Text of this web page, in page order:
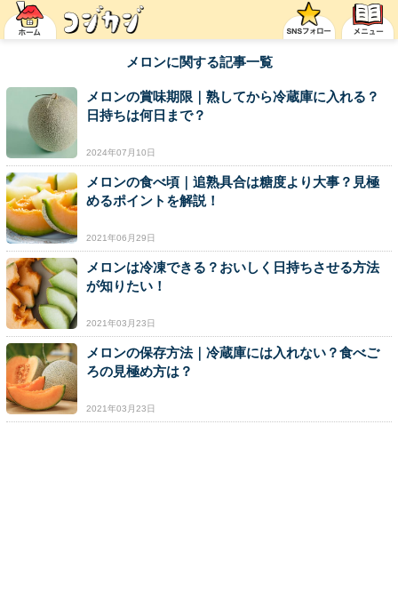
メロンに関する記事一覧
メロンの賞味期限｜熟してから冷蔵庫に入れる？
日持ちは何日まで？
2024年07月10日
メロンの食べ頃｜追熟具合は糖度より大事？見極
めるポイントを解説！
2021年06月29日
メロンは冷凍できる？おいしく日持ちさせる方法
が知りたい！
2021年03月23日
メロンの保存方法｜冷蔵庫には入れない？食べご
ろの見極め方は？
2021年03月23日